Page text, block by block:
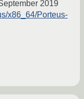
2019
x86_64/Porteus-